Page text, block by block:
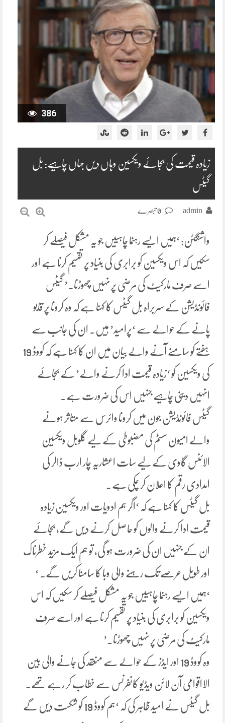
386
زیادہ قیمت کی بجائے ویکسین وہاں دیں جہاں چاہیے: بل
گیٹس
admin
واشنگٹن: ‘ہمیں ایسے رہنما چاہییں جو یہ مشکل فیصلے کر
سکیں کہ اس ویکسین کو برابری کی بنیاد پر تقسیم کرنا ہے اور
اسے صرف مارکیٹ کی مرضی پر نہیں چھوڑنا۔’ گیٹس
فائونڈیشن کے سربراہ بل گیٹس کا کہنا ہے کہ وہ کرونا پر قابو
پانے کے حوالے سے ‘پرامید’ ہیں۔ ان کی جانب سے
ہفتے کو سامنے آنے والے بیان میں ان کا کہنا ہے کہ کووڈ 19
کی ویکسین کو ‘زیادہ قیمت ادا کرنے والے’ کے بجائے
انہیں دینی چاہیے جنہیں اس کی ضرورت ہے۔
گیٹس فائونڈیشن جون میں کرونا وائرس سے متاثر ہونے
والے امیون سسٹم کی مضبوطی کے لیے گلوبل ویکسین
الائنس گاوی کے لیے سات اعشاریہ چار ارب ڈالر کی
امدادی رقم کا اعلان کر چکی ہے۔
بل گیٹس کا کہنا ہے کہ ‘اگر ہم ادویات اور ویکسین زیادہ
قیمت ادا کرنے والوں کو حاصل کرنے دیں گے، بجائے
ان کے جنہیں ان کی ضرورت ہو گی، تو ہم ایک مزید خطرناک
اور طویل عرصے تک رہنے والی وبا کا سامنا کریں گے۔ ‘
‘ہمیں ایسے رہنما چاہییں جو یہ مشکل فیصلے کر سکیں کہ اس
ویکسین کو برابری کی بنیاد پر تقسیم کرنا ہے اور اسے صرف
مارکیٹ کی مرضی پر نہیں چھوڑنا۔’
وہ کووڈ 19 اور ایڈز کے حوالے سے منعقد کی جانے والی بین
الااقوامی آن لائن ویڈیو کانفرنس سے خطاب کر رہے تھے۔
بل گیٹس نے امید ظاہر کی کہ ‘ہم کووڈ 19 کو شکست دیں گے